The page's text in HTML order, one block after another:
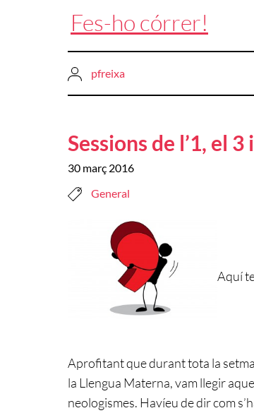
Fes-ho córrer!
pfreixa
Sessions de l’1, el
30 març 2016
General
Aquí
Aprofitant que durant tota la
la Llengua Materna, vam llegir
neologismes. Havíeu de dir com